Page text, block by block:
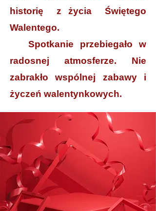
historię z życia Świętego
Walentego.
Spotkanie przebiegało w
radosnej atmosferze. Nie
zabrakło wspólnej zabawy i
życzeń walentynkowych.